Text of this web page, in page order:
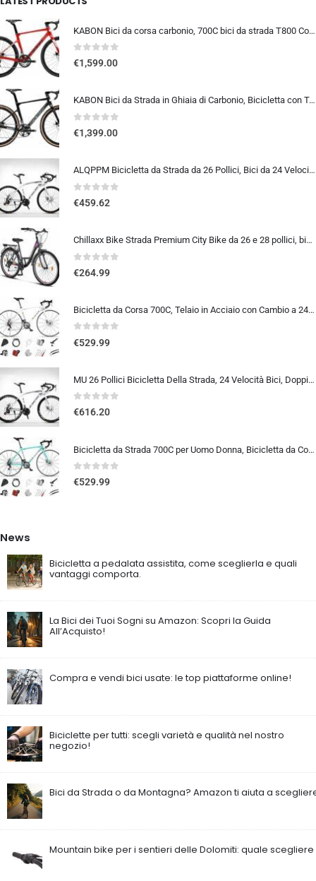
KABON Bici da corsa carbonio, 700C bici da strada T800 Completamente carbonio con Shimano 105 R7000 22 velocità 8.1 KG Leg…
0out of 5
€1,599.00
KABON Bici da Strada in Ghiaia di Carbonio, Bicicletta con Telaio in Fibra di Carbonio T800 con Bicicletta da Corsa con Fr…
0out of 5
€1,399.00
ALQPPM Bicicletta da Strada da 26 Pollici, Bici da 24 Velocità, Freno a Doppio Disco, Telaio in Acciaio ad Alto Tenore Di …
0out of 5
€459.62
Chillaxx Bike Strada Premium City Bike da 26 e 28 pollici, bicicletta per ragazze, ragazzi, uomini e donne, cambio a 21 ma…
0out of 5
€264.99
Bicicletta da Corsa 700C, Telaio in Acciaio con Cambio a 24/27/30 Marce, Bicicletta da Strada per Uomo Donna, Bici da Stra…
0out of 5
€529.99
MU 26 Pollici Bicicletta Della Strada, 24 Velocità Bici, Doppio Disco Freno, Acciaio Al Carbonio Telaio, Strada Biciclette…
0out of 5
€616.20
Bicicletta da Strada 700C per Uomo Donna, Bicicletta da Corsa con Freno a Disco 24/27/30 velocità, Telaio in Acciaio ad Al…
0out of 5
€529.99
News
Bicicletta a pedalata assistita, come sceglierla e quali
vantaggi comporta.
La Bici dei Tuoi Sogni su Amazon: Scopri la Guida
All’Acquisto!
Compra e vendi bici usate: le top piattaforme online!
Biciclette per tutti: scegli varietà e qualità nel nostro
negozio!
Bici da Strada o da Montagna? Amazon ti aiuta a
Mountain bike per i sentieri delle Dolomiti: quale scegliere